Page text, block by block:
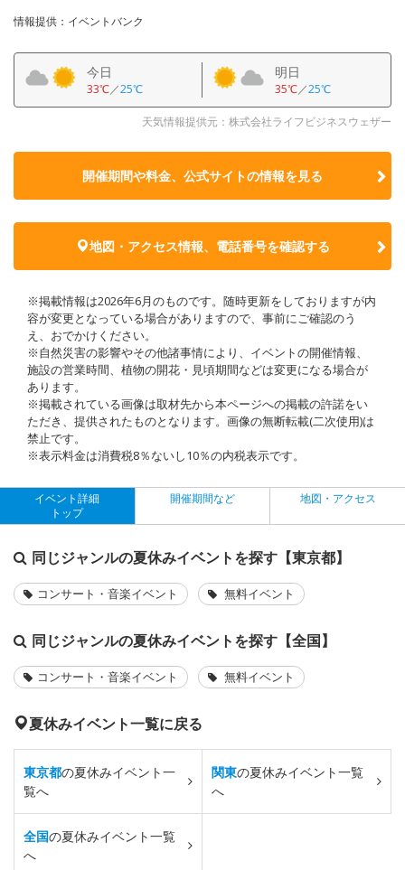
情報提供：イベントバンク
今日
33℃／25℃
明日
35℃／25℃
天気情報提供元：株式会社ライフビジネスウェザー
開催期間や料金、公式サイトの情報を見る
地図・アクセス情報、電話番号を確認する
※掲載情報は2026年6月のものです。随時更新をしておりますが内
容が変更となっている場合がありますので、事前にご確認のう
え、おでかけください。
※自然災害の影響やその他諸事情により、イベントの開催情報、
施設の営業時間、植物の開花・見頃期間などは変更になる場合が
あります。
※掲載されている画像は取材先から本ページへの掲載の許諾をい
ただき、提供されたものとなります。画像の無断転載(二次使用)は
禁止です。
※表示料金は消費税8％ないし10％の内税表示です。
イベント詳細
トップ
開催期間など 地図・アクセス
同じジャンルの夏休みイベントを探す【東京都】
コンサート・音楽イベント 無料イベント
同じジャンルの夏休みイベントを探す【全国】
コンサート・音楽イベント 無料イベント
夏休みイベント一覧に戻る
東京都の夏休みイベント一
覧へ
関東の夏休みイベント一覧
へ
全国の夏休みイベント一覧
へ